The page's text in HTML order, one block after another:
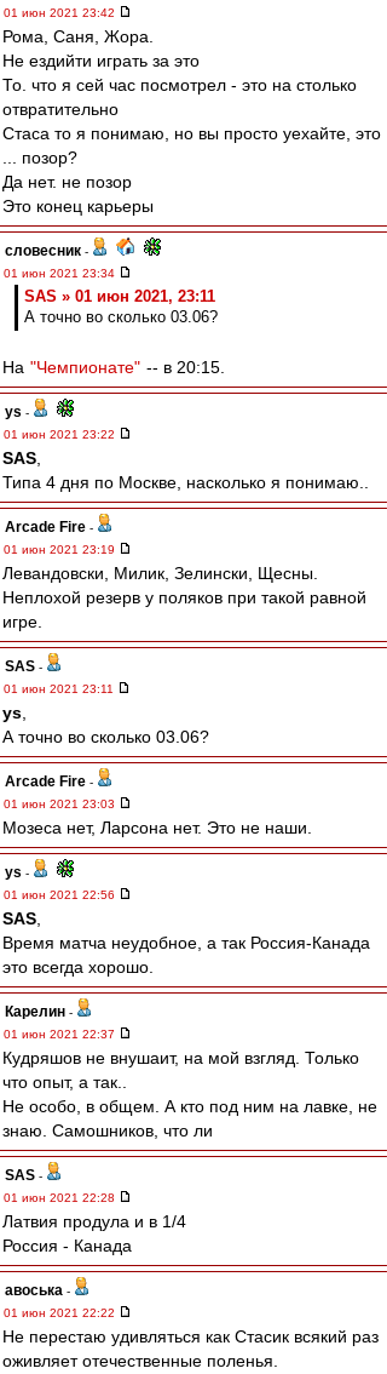
01 июн 2021 23:42
Рома, Саня, Жора.
Не ездийти играть за это
То. что я сей час посмотрел - это на столько
отвратительно
Стаса то я понимаю, но вы просто уехайте, это
... позор?
Да нет. не позор
Это конец карьеры
словесник -
01 июн 2021 23:34
SAS » 01 июн 2021, 23:11
А точно во сколько 03.06?
На "Чемпионате" -- в 20:15.
ys -
01 июн 2021 23:22
SAS
Типа 4 дня по Москве, насколько я понимаю..
Arcade Fire -
01 июн 2021 23:19
Левандовски, Милик, Зелински, Щесны.
Неплохой резерв у поляков при такой равной
игре.
SAS -
01 июн 2021 23:11
ys
А точно во сколько 03.06?
Arcade Fire -
01 июн 2021 23:03
Мозеса нет, Ларсона нет. Это не наши.
ys -
01 июн 2021 22:56
SAS
Время матча неудобное, а так Россия-Канада
это всегда хорошо.
Карелин -
01 июн 2021 22:37
Кудряшов не внушаит, на мой взгляд. Только
что опыт, а так..
Не особо, в общем. А кто под ним на лавке, не
знаю. Самошников, что ли
SAS -
01 июн 2021 22:28
Латвия продула и в 1/4
Россия - Канада
авоська -
01 июн 2021 22:22
Не перестаю удивляться как Стасик всякий раз
оживляет отечественные поленья.